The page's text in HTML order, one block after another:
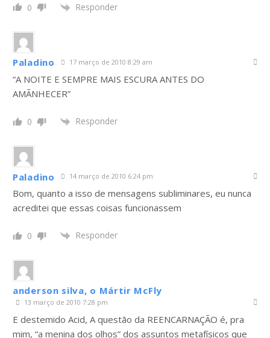
0 Responder
Paladino 17 março de 2010 8:29 am
“A NOITE E SEMPRE MAIS ESCURA ANTES DO
AMÃNHECER”
0 Responder
Paladino 14 março de 2010 6:24 pm
Bom, quanto a isso de mensagens subliminares, eu nunca
acreditei que essas coisas funcionassem
0 Responder
anderson silva, o Mártir McFly
13 março de 2010 7:28 pm
E destemido Acid, A questão da REENCARNAÇÃO é, pra
mim, “a menina dos olhos” dos assuntos metafísicos que